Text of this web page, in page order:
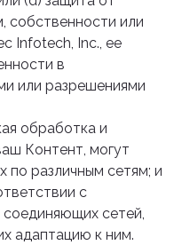
собственности или
Infotech, Inc., ее
в
или разрешениями
обработка и
Контент, могут
по различным сетям; и
с
сетей,
адаптацию к ним.